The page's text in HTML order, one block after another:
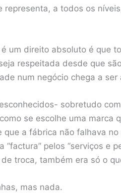
a todos os
um direito absoluto é que
respeitada desde que
num negócio chega a ser
sobretudo
se escolhe uma marca
a fábrica não falhava
pelos “serviços e
troca, também era só o
mas nada.